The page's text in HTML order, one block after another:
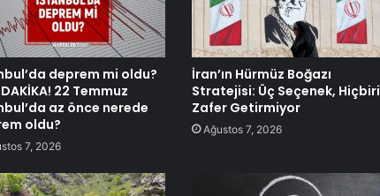
deprem mi oldu?
DAKİKA! 22 Temmuz
az önce nerede
oldu?
7, 2026
İran’ın Hürmüz Boğazı
Stratejisi: Üç Seçenek, Hiçbiri
Zafer Getirmiyor
Ağustos 7, 2026